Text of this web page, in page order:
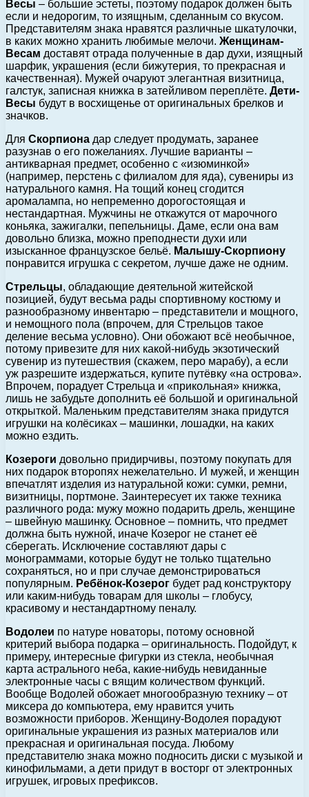
Весы – большие эстеты, поэтому подарок должен быть
если и недорогим, то изящным, сделанным со вкусом.
Представителям знака нравятся различные шкатулочки,
в каких можно хранить любимые мелочи. Женщинам-
Весам доставят отрада полученные в дар духи, изящный
шарфик, украшения (если бижутерия, то прекрасная и
качественная). Мужей очаруют элегантная визитница,
галстук, записная книжка в затейливом переплёте. Дети-
Весы будут в восхищенье от оригинальных брелков и
значков.
Для Скорпиона дар следует продумать, заранее
разузнав о его пожеланиях. Лучшие варианты –
антикварная предмет, особенно с «изюминкой»
(например, перстень с филиалом для яда), сувениры из
натурального камня. На тощий конец сгодится
аромалампа, но непременно дорогостоящая и
нестандартная. Мужчины не откажутся от марочного
коньяка, зажигалки, пепельницы. Даме, если она вам
довольно близка, можно преподнести духи или
изысканное французское бельё. Малышу-Скорпиону
понравится игрушка с секретом, лучше даже не одним.
Стрельцы, обладающие деятельной житейской
позицией, будут весьма рады спортивному костюму и
разнообразному инвентарю – представители и мощного,
и немощного пола (впрочем, для Стрельцов такое
деление весьма условно). Они обожают всё необычное,
потому привезите для них какой-нибудь экзотический
сувенир из путешествия (скажем, перо марабу), а если
уж разрешите издержаться, купите путёвку «на острова».
Впрочем, порадует Стрельца и «прикольная» книжка,
лишь не забудьте дополнить её большой и оригинальной
открыткой. Маленьким представителям знака придутся
игрушки на колёсиках – машинки, лошадки, на каких
можно ездить.
Козероги довольно придирчивы, поэтому покупать для
них подарок второпях нежелательно. И мужей, и женщин
впечатлят изделия из натуральной кожи: сумки, ремни,
визитницы, портмоне. Заинтересует их также техника
различного рода: мужу можно подарить дрель, женщине
– швейную машинку. Основное – помнить, что предмет
должна быть нужной, иначе Козерог не станет её
сберегать. Исключение составляют дары с
монограммами, которые будут не только тщательно
сохраняться, но и при случае демонстрироваться
популярным. Ребёнок-Козерог будет рад конструктору
или каким-нибудь товарам для школы – глобусу,
красивому и нестандартному пеналу.
Водолеи по натуре новаторы, потому основной
критерий выбора подарка – оригинальность. Подойдут, к
примеру, интересные фигурки из стекла, необычная
карта астрального неба, какие-нибудь невиданные
электронные часы с вящим количеством функций.
Вообще Водолей обожает многообразную технику – от
миксера до компьютера, ему нравится учить
возможности приборов. Женщину-Водолея порадуют
оригинальные украшения из разных материалов или
прекрасная и оригинальная посуда. Любому
представителю знака можно подносить диски с музыкой и
кинофильмами, а дети придут в восторг от электронных
игрушек, игровых префиксов.